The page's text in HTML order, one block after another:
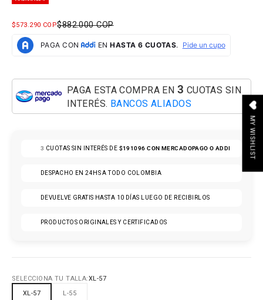
PRECIO DE OFERTA
$573.290 COPPRECIO NORMAL
$882.000 COP
PAGA ESTA COMPRA EN 3 CUOTAS SIN
INTERÉS. BANCOS ALIADOS
3 CUOTAS SIN INTERÉS DE $191096CON MERCADOPAGO O ADDI
DESPACHO EN 24HS A TODO COLOMBIA
DEVUELVE GRATIS HASTA 10 DÍAS LUEGO DE RECIBIRLOS
PRODUCTOS ORIGINALES Y CERTIFICADOS
SELECCIONA TU TALLA:XL-57
XL-57
L-55
MY WISHLIST